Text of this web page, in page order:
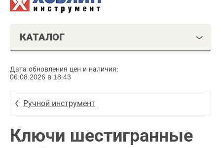
КАТАЛОГ
Дата обновления цен и наличия:
06.08.2026 в 18:43
Ручной инструмент
Ключи шестигранные